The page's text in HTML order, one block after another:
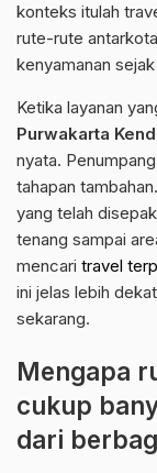
konteks itulah
rute-rute
kenyamanan
Ketika layanan
Purwakarta
nyata.
tahapan
yang telah
tenang sampai
mencari travel
ini jelas lebih
sekarang.
Mengapa
cukup
dari